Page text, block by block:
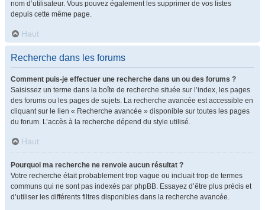
nom d’utilisateur. Vous pouvez également les supprimer de vos listes
depuis cette même page.
Haut
Recherche dans les forums
Comment puis-je effectuer une recherche dans un ou des forums ?
Saisissez un terme dans la boîte de recherche située sur l’index, les pages
des forums ou les pages de sujets. La recherche avancée est accessible en
cliquant sur le lien « Recherche avancée » disponible sur toutes les pages
du forum. L’accès à la recherche dépend du style utilisé.
Haut
Pourquoi ma recherche ne renvoie aucun résultat ?
Votre recherche était probablement trop vague ou incluait trop de termes
communs qui ne sont pas indexés par phpBB. Essayez d’être plus précis et
d’utiliser les différents filtres disponibles dans la recherche avancée.